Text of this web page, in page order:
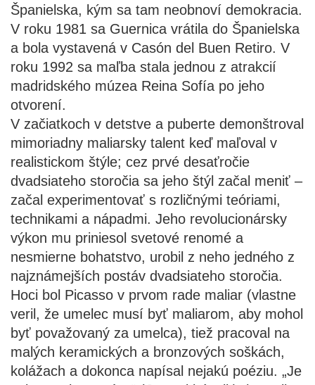
Španielska, kým sa tam neobnoví demokracia.
V roku 1981 sa Guernica vrátila do Španielska
a bola vystavená v Casón del Buen Retiro. V
roku 1992 sa maľba stala jednou z atrakcií
madridského múzea Reina Sofía po jeho
otvorení.
V začiatkoch v detstve a puberte demonštroval
mimoriadny maliarsky talent keď maľoval v
realistickom štýle; cez prvé desaťročie
dvadsiateho storočia sa jeho štýl začal meniť –
začal experimentovať s rozličnými teóriami,
technikami a nápadmi. Jeho revolucionársky
výkon mu priniesol svetové renomé a
nesmierne bohatstvo, urobil z neho jedného z
najznámejších postáv dvadsiateho storočia.
Hoci bol Picasso v prvom rade maliar (vlastne
veril, že umelec musí byť maliarom, aby mohol
byť považovaný za umelca), tiež pracoval na
malých keramických a bronzových soškách,
kolážach a dokonca napísal nejakú poéziu. „Je